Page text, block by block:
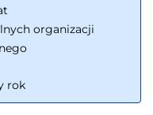
organizacji
rok